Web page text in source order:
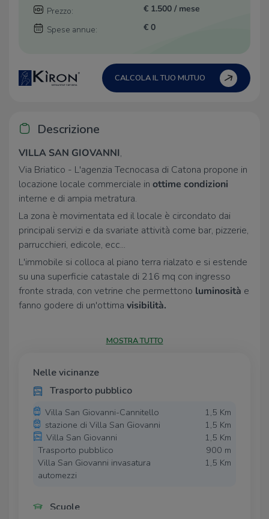
Prezzo:
€ 1.500 / mese
Spese annue:
€ 0
CALCOLA IL TUO MUTUO
Descrizione
VILLA SAN GIOVANNI,
Via Briatico - L'agenzia Tecnocasa di Catona propone in
locazione locale commerciale in ottime condizioni
interne e di ampia metratura.
La zona è movimentata ed il locale è circondato dai
principali servizi e da svariate attività come bar, pizzerie,
parrucchieri, edicole, ecc...
L'immobile si colloca al piano terra rialzato e si estende
su una superficie catastale di 216 mq con ingresso
fronte strada, con vetrine che permettono luminosità e
fanno godere di un'ottima visibilità.
vendita, antibagno e bagno. Proseguendo troviamo
PERCHE' LOCARE L'IMMOBILE
Ideale per chi cerca locale commerciale pronto per
essere utilizzato, di facile accesso e adatto a qualsiasi
attività.
MOSTRA TUTTO
Nelle vicinanze
Trasporto pubblico
Villa San Giovanni-Cannitello
1,5 Km
stazione di Villa San Giovanni
1,5 Km
Villa San Giovanni
1,5 Km
Trasporto pubblico
900 m
Villa San Giovanni invasatura
automezzi
1,5 Km
Scuole